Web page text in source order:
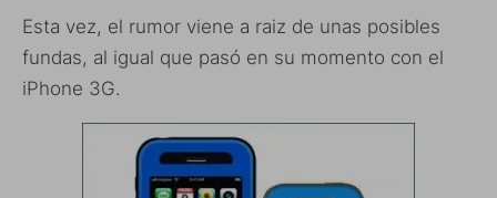
Esta vez, el rumor viene a raiz de unas posibles
fundas, al igual que pasó en su momento con el
iPhone 3G.